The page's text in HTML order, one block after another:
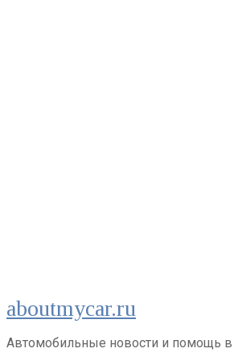
Перейти
к
контенту
aboutmycar.ru
Автомобильные новости и помощь в